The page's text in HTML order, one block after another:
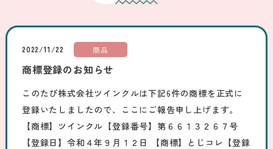
2022/11/22 商品
商標登録のお知らせ
このたび株式会社ツインクルは下記6件の商標を正式に
登録いたしましたので、ここにご報告申し上げます。
【商標】ツインクル【登録番号】第６６１３２６７号
【登録日】令和４年９月１２日 【商標】とじコレ【登録